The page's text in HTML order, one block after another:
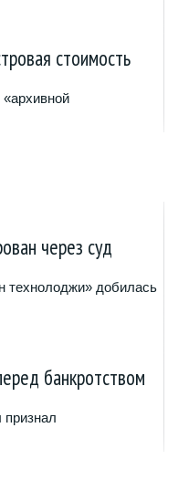
стоимость
через суд
технолоджи» добилась
банкротством